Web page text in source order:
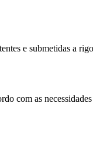
e submetidas a
com as